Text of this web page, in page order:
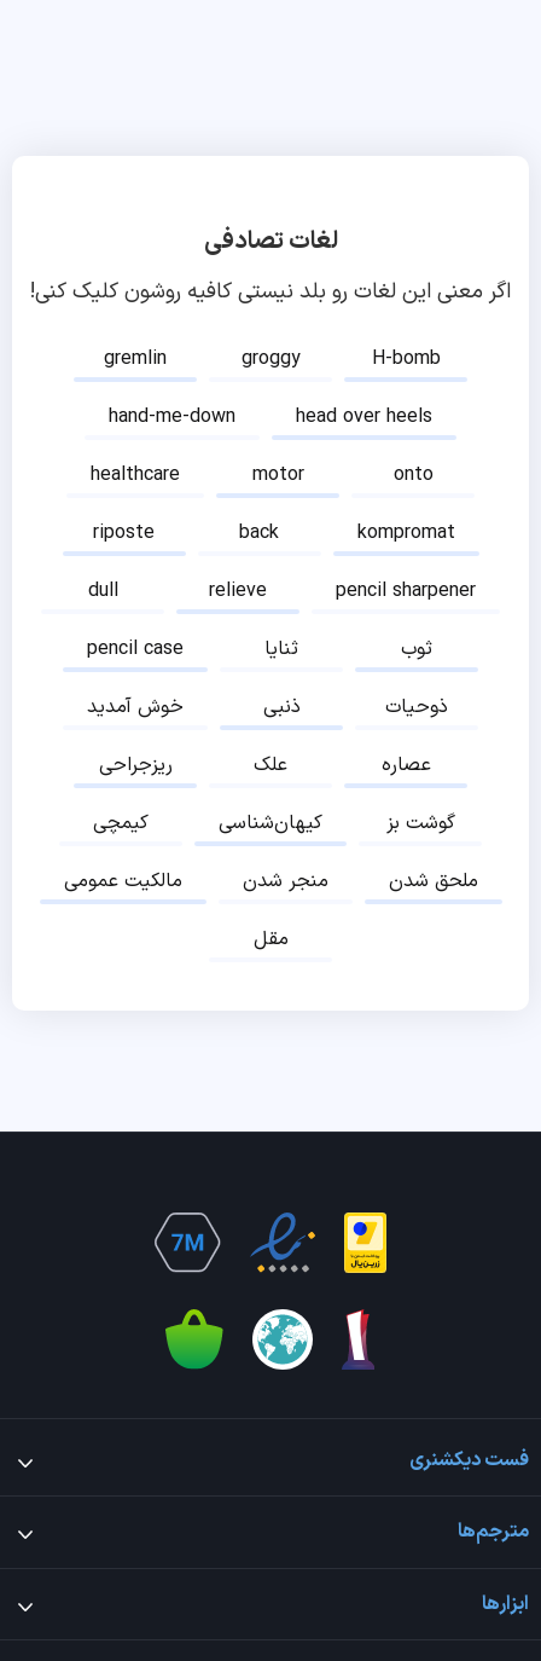
لغات تصادفی
اگر معنی این لغات رو بلد نیستی کافیه روشون کلیک کنی!
gremlin groggy
H-bomb
hand-me-down
head over heels
healthcare
motor
onto
riposte
back
kompromat
dull
relieve
pencil sharpener
pencil case
ثنایا
ثوب
خوش آمدید
ذنبی
ذوحیات
ریزجراحی
علک
عصاره
کیمچی
کیهان‌شناسی
گوشت بز
مالکیت عمومی
منجر شدن
ملحق شدن
مقل
فست دیکشنری
مترجم‌ها
ابزارها